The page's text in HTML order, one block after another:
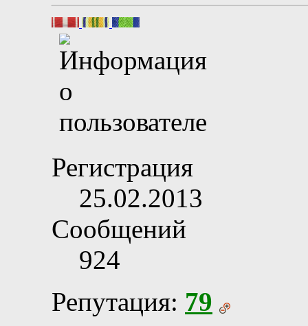
Регистрация
25.02.2013
Сообщений
924
Репутация: 79